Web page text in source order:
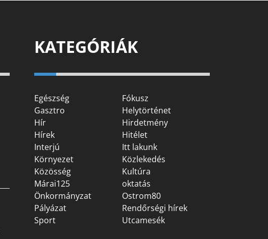
KATEGÓRIÁK
Egészség
Fókusz
Gasztro
Helytörténet
Hír
Hirdetmény
Hírek
Hitélet
Interjú
Itt lakunk
Környezet
Közlekedés
Közösség
Kultúra
Márai125
oktatás
Önkormányzat
Ostrom80
Pályázat
Rendőrségi hírek
Sport
Utcamesék